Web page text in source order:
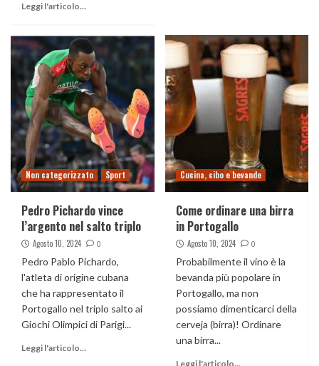
Leggi l'articolo...
Non categorizzato Sport
Pedro Pichardo vince
l’argento nel salto triplo
Agosto 10, 2024 0
Pedro Pablo Pichardo,
l'atleta di origine cubana
che ha rappresentato il
Portogallo nel triplo salto ai
Giochi Olimpici di Parigi...
Leggi l'articolo...
Cucina, cibo e bevande
Come ordinare una birra
in Portogallo
Agosto 10, 2024 0
Probabilmente il vino è la
bevanda più popolare in
Portogallo, ma non
possiamo dimenticarci della
cerveja (birra)! Ordinare
una birra...
Leggi l'articolo...